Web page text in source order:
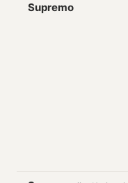
Supremo